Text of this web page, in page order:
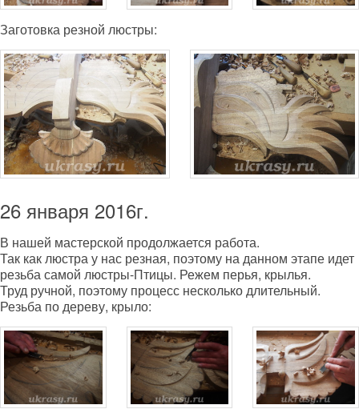
Заготовка резной люстры:
26 января 2016г.
В нашей мастерской продолжается работа.
Так как люстра у нас резная, поэтому на данном этапе идет
резьба самой люстры-Птицы. Режем перья, крылья.
Труд ручной, поэтому процесс несколько длительный.
Резьба по дереву, крыло: